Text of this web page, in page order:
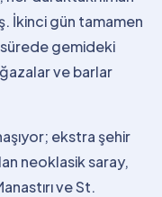
İkinci gün tamamen
gemideki
ve barlar
ekstra şehir
neoklasik saray,
ve St.